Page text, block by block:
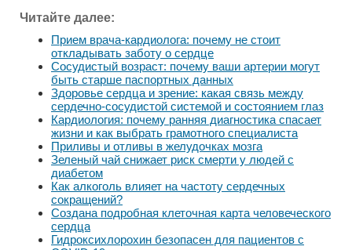
Читайте далее:
Прием врача-кардиолога: почему не стоит
откладывать заботу о сердце
Сосудистый возраст: почему ваши артерии могут
быть старше паспортных данных
Здоровье сердца и зрение: какая связь между
сердечно-сосудистой системой и состоянием глаз
Кардиология: почему ранняя диагностика спасает
жизни и как выбрать грамотного специалиста
Приливы и отливы в желудочках мозга
Зеленый чай снижает риск смерти у людей с
диабетом
Как алкоголь влияет на частоту сердечных
сокращений?
Создана подробная клеточная карта человеческого
сердца
Гидроксихлорохин безопасен для пациентов с